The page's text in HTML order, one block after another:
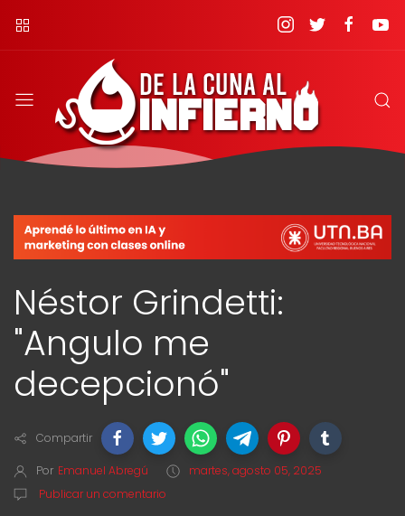
Néstor Grindetti:
"Angulo me
decepcionó"
Compartir
Por Emanuel Abregú
martes, agosto 05, 2025
Publicar un comentario